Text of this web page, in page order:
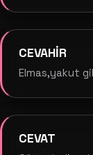
CEVAHİR
Elmas,yakut
CEVAT